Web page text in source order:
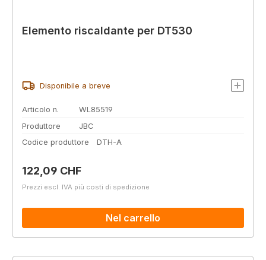
Elemento riscaldante per DT530
Disponibile a breve
Articolo n.
WL85519
Produttore
JBC
Codice produttore
DTH-A
Prezzo normale:
122,09 CHF
Prezzi escl. IVA più costi di spedizione
Nel carrello